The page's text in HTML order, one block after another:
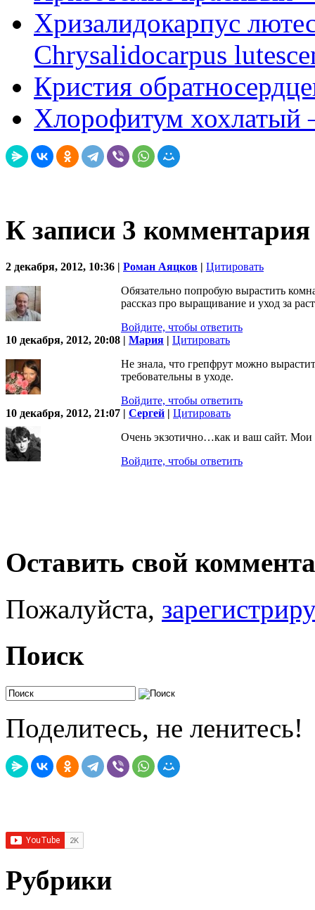
Хризалидокарпус
Chrysalidocarpus
Кристия
Хлорофитум
К записи 3 комментария
2 декабря, 2012, 10:36 | Роман Аяцков | Цитировать
Обязательно попробую вырастить
рассказ про выращивание и уход за
Войдите, чтобы ответить
10 декабря, 2012, 20:08 | Мария | Цитировать
Не знала, что грепфрут можно
требовательны в уходе.
Войдите, чтобы ответить
10 декабря, 2012, 21:07 | Сергей | Цитировать
Очень экзотично…как и ваш сайт.
Войдите, чтобы ответить
Оставить свой
Пожалуйста,
Поиск
Поделитесь, не ленитесь!
Рубрики